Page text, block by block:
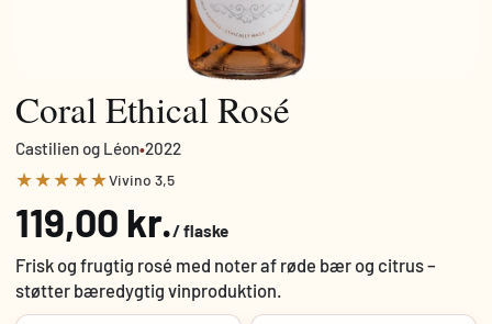
Coral Ethical Rosé
119,00 kr./ flaske
Castilien og Léon•2022
★★★★★Vivino 3,5
Frisk og frugtig rosé med noter af røde bær og citrus –
støtter bæredygtig vinproduktion.